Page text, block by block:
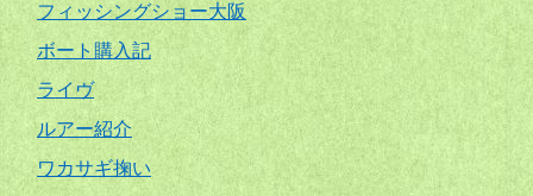
フィッシングショー大阪
ボート購入記
ライヴ
ルアー紹介
ワカサギ掬い